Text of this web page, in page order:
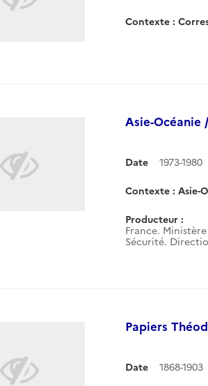
Contexte :
Asie-Océanie
Date 1973-1980
Contexte : Asie-
Producteur :
France.
Sécurité.
Papiers
Date 1868-1903